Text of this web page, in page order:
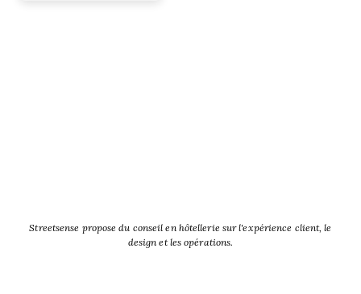
Streetsense propose du conseil en hôtellerie sur l'expérience client, le
design et les opérations.